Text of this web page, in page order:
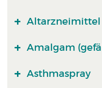
Altarzneimittel
Amalgam
Asthmaspray